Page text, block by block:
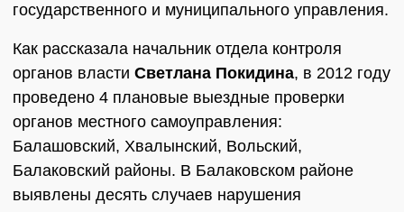
государственного и муниципального управления.
Как рассказала начальник отдела контроля
органов власти Светлана Покидина, в 2012 году
проведено 4 плановые выездные проверки
органов местного самоуправления:
Балашовский, Хвалынский, Вольский,
Балаковский районы. В Балаковском районе
выявлены десять случаев нарушения